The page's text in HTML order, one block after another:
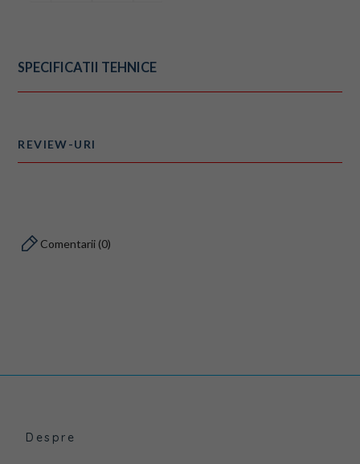
SPECIFICATII TEHNICE
REVIEW-URI
Comentarii (0)
Despre